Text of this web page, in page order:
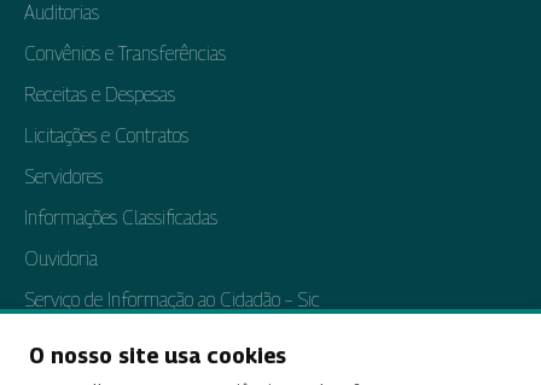
Auditorias
Convênios e Transferências
Receitas e Despesas
Licitações e Contratos
Servidores
Informações Classificadas
Ouvidoria
Serviço de Informação ao Cidadão – Sic
O nosso site usa cookies